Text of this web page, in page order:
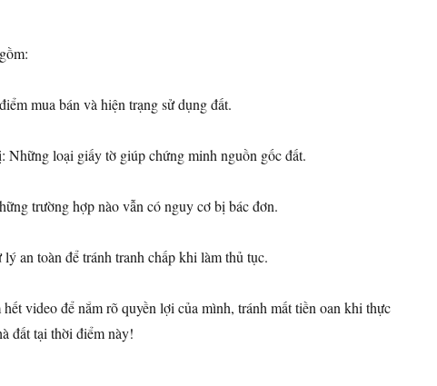
mua bán và hiện trạng sử dụng đất.
Những loại giấy tờ giúp chứng minh nguồn gốc đất.
trường hợp nào vẫn có nguy cơ bị bác đơn.
an toàn để tránh tranh chấp khi làm thủ tục.
video để nắm rõ quyền lợi của mình, tránh mất tiền oan khi thực
đất tại thời điểm này!